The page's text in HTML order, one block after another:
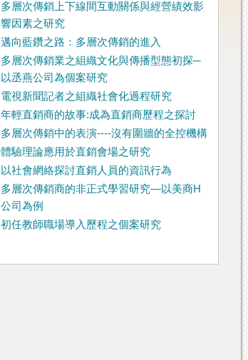
多層次傳銷上下線間互動關係與經營績效影
響因素之研究
邁向藍鑽之路：多層次傳銷的進入
多層次傳銷業之組織文化與傳播型態初探─
以丞燕公司為個案研究
電視新聞記者之組織社會化過程研究
年輕直銷商的故事:成為直銷商歷程之探討
多層次傳銷中的表演----沒有圍牆的全控機構
體驗理論應用於直銷會場之研究
以社會網絡探討直銷人員的資訊行為
多層次傳銷商的非正式學習研究—以美商H
公司為例
初任教師職場導入歷程之個案研究